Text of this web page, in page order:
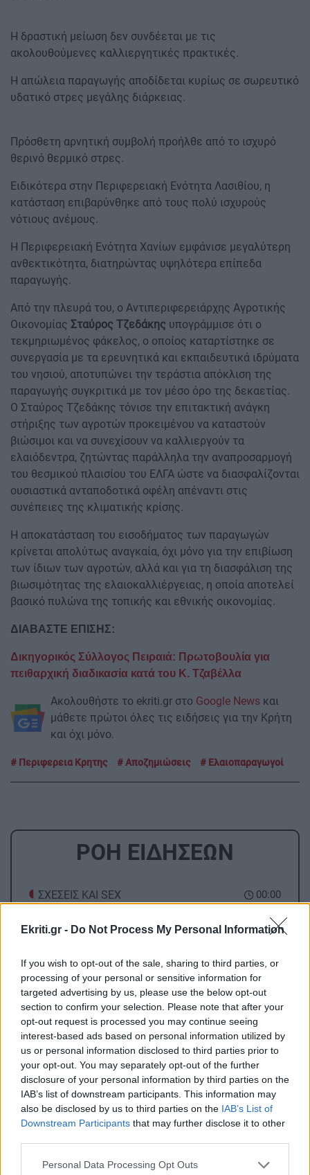
Ekriti.gr - Do Not Process My Personal Information
If you wish to opt-out of the sale, sharing to third parties, or
processing of your personal or sensitive information for
targeted advertising by us, please use the below opt-out
section to confirm your selection. Please note that after your
opt-out request is processed you may continue seeing
interest-based ads based on personal information utilized by
us or personal information disclosed to third parties prior to
your opt-out. You may separately opt-out of the further
disclosure of your personal information by third parties on the
IAB’s list of downstream participants. This information may
also be disclosed by us to third parties on the IAB’s List of
Downstream Participants that may further disclose it to other
Personal Data Processing Opt Outs
Η δραστική μείωση δεν συνδέεται με τις
ακολουθούμενες καλλιεργητικές πρακτικές.
Η απώλεια παραγωγής αποδίδεται κυρίως σε σωρευτικό
υδατικό στρες μεγάλης διάρκειας.
Πρόσθετη αρνητική συμβολή προήλθε από το ισχυρό
θερινό θερμικό στρες.
Ειδικότερα στην Περιφερειακή Ενότητα Λασιθίου, η
κατάσταση επιβαρύνθηκε από τους πολύ ισχυρούς
νότιους ανέμους.
Η Περιφερειακή Ενότητα Χανίων εμφάνισε μεγαλύτερη
ανθεκτικότητα, διατηρώντας υψηλότερα επίπεδα
παραγωγής.
Από την πλευρά του, ο Αντιπεριφερειάρχης Αγροτικής
Οικονομίας Σταύρος Τζεδάκης υπογράμμισε ότι ο
τεκμηριωμένος φάκελος, ο οποίος καταρτίστηκε σε
συνεργασία με τα ερευνητικά και εκπαιδευτικά ιδρύματα
του νησιού, αποτυπώνει την τεράστια απόκλιση της
παραγωγής συγκριτικά με τον μέσο όρο της δεκαετίας.
Ο Σταύρος Τζεδάκης τόνισε την επιτακτική ανάγκη
στήριξης των αγροτών προκειμένου να καταστούν
βιώσιμοι και να συνεχίσουν να καλλιεργούν τα
ελαιόδεντρα, ζητώντας παράλληλα την αναπροσαρμογή
του θεσμικού πλαισίου του ΕΛΓΑ ώστε να διασφαλίζονται
ουσιαστικά ανταποδοτικά οφέλη απέναντι στις
συνέπειες της κλιματικής κρίσης.
Η αποκατάσταση του εισοδήματος των παραγωγών
κρίνεται απολύτως αναγκαία, όχι μόνο για την επιβίωση
των ίδιων των αγροτών, αλλά και για τη διασφάλιση της
βιωσιμότητας της ελαιοκαλλιέργειας, η οποία αποτελεί
βασικό πυλώνα της τοπικής και εθνικής οικονομίας.
ΔΙΑΒΑΣΤΕ ΕΠΙΣΗΣ:
Δικηγορικός Σύλλογος Πειραιά: Πρωτοβουλία για
πειθαρχική διαδικασία κατά του Κ. Τζαβέλλα
Ακολουθήστε το ekriti.gr στο Google News και
μάθετε πρώτοι όλες τις ειδήσεις για την Κρήτη
και όχι μόνο.
Περιφερεια Κρητης Αποζημιώσεις Ελαιοπαραγωγοί
ΡΟΗ ΕΙΔΗΣΕΩΝ
00:00
ΣΧΕΣΕΙΣ ΚΑΙ SEX
καταλήξετε σε καβγά
GOSSIP - LIFESTYLE
Η Μπάρμπρα Στρέιζαντ υπογράφει το πρώτο
της παιδικό βιβλίο
22:49
ΑΘΛΗΤΙΚΑ
Europa League: Η Άντερλεχτ νίκησε 1-0 τον
ΠΑΟΚ στην Τούμπα κι όλα θα κριθούν στις
Βρυξέλλες
22:25
ΑΘΛΗΤΙΚΑ
ΠΟΑ: Ανακοίνωσε την απόκτηση τριών Ιταλών
Όλες οι ειδήσεις